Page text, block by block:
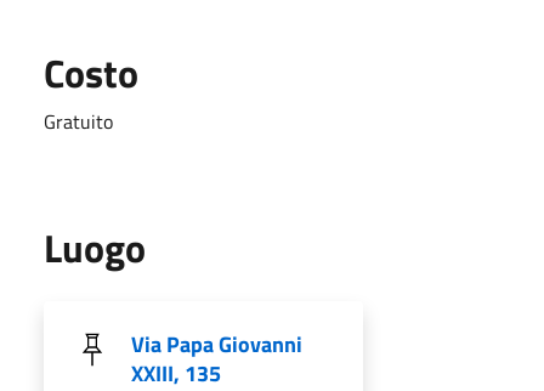
Costo
Gratuito
Luogo
Via Papa Giovanni
XXIII, 135